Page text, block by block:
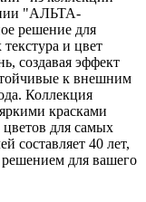
"АЛЬТА-
решение для
и цвет
создавая эффект
к внешним
Коллекция
красками
для самых
составляет 40 лет,
для вашего